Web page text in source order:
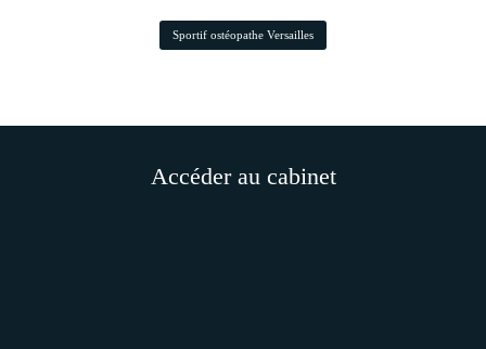
Sportif ostéopathe Versailles
Accéder au cabinet